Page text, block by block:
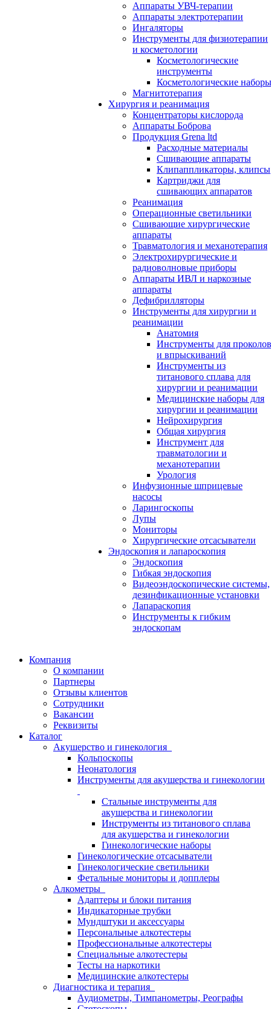
Аппараты УВЧ-терапии
Аппараты электротерапии
Ингаляторы
Инструменты для физиотерапии
и косметологии
Косметологические
инструменты
Косметологические наборы
Магнитотерапия
Хирургия и реанимация
Концентраторы кислорода
Аппараты Боброва
Продукция Grena ltd
Расходные материалы
Сшивающие аппараты
Клипаппликаторы, клипсы
Картриджи для
сшивающих аппаратов
Реанимация
Операционные светильники
Сшивающие хирургические
аппараты
Травматология и механотерапия
Электрохирургические и
радиоволновые приборы
Аппараты ИВЛ и наркозные
аппараты
Дефибрилляторы
Инструменты для хирургии и
реанимации
Анатомия
Инструменты для проколов
и впрыскиваний
Инструменты из
титанового сплава для
хирургии и реанимации
Медицинские наборы для
хирургии и реанимации
Нейрохирургия
Общая хирургия
Инструмент для
травматологии и
механотерапии
Урология
Инфузионные шприцевые
насосы
Ларингоскопы
Лупы
Мониторы
Хирургические отсасыватели
Эндоскопия и лапароскопия
Эндоскопия
Гибкая эндоскопия
Видеоэндоскопические системы,
дезинфикационные установки
Лапараскопия
Инструменты к гибким
эндоскопам
Компания
О компании
Партнеры
Отзывы клиентов
Сотрудники
Вакансии
Реквизиты
Каталог
Акушерство и гинекология
Кольпоскопы
Неонатология
Инструменты для акушерства и гинекологии
Стальные инструменты для
акушерства и гинекологии
Инструменты из титанового сплава
для акушерства и гинекологии
Гинекологические наборы
Гинекологические отсасыватели
Гинекологические светильники
Фетальные мониторы и допплеры
Алкометры
Адаптеры и блоки питания
Индикаторные трубки
Мундштуки и аксессуары
Персональные алкотестеры
Профессиональные алкотестеры
Специальные алкотестеры
Тесты на наркотики
Медицинские алкотестеры
Диагностика и терапия
Аудиометры, Тимпанометры, Реографы